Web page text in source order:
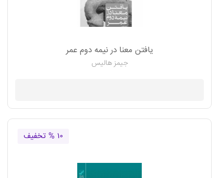
یافتن معنا در نیمه دوم عمر
جیمز هالیس
۱۰ % تخفیف